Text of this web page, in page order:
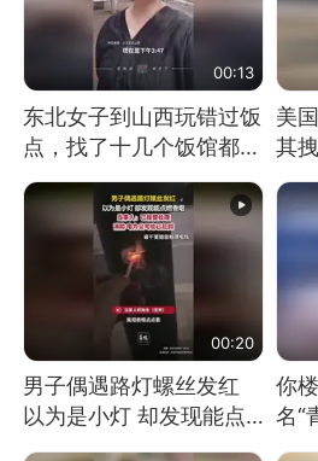
00:13
东北女子到山西玩错过饭
点，找了十几个饭馆都没
开门：午休到几点
美
其
震
消
00:20
男子偶遇路灯螺丝发红
以为是小灯 却发现能点
燃香烟 当事人：已报警
你
名“
面